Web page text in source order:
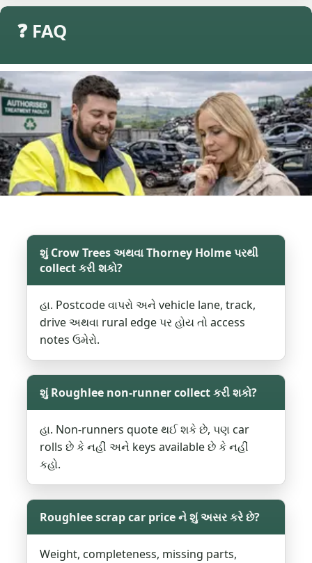
❓ FAQ
શું Crow Trees અથવા Thorney Holme પરથી
collect કરી શકો?
હા. Postcode વાપરો અને vehicle lane, track,
drive અથવા rural edge પર હોય તો access
notes ઉમેરો.
શું Roughlee non-runner collect કરી શકો?
હા. Non-runners quote થઈ શકે છે, પણ car
rolls છે કે નહીં અને keys available છે કે નહીં
કહો.
Roughlee scrap car price ને શું અસર કરે છે?
Weight, completeness, missing parts,